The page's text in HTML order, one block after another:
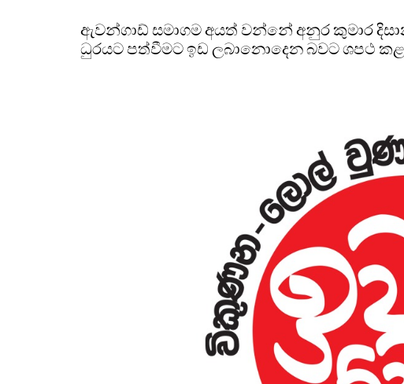
ඇවන්ගාඩ් සමාගම අයත් වන්නේ අනුර කුමාර
ධුරයට පත්වීමට ඉඩ ලබානොදෙන බවට ශපථ